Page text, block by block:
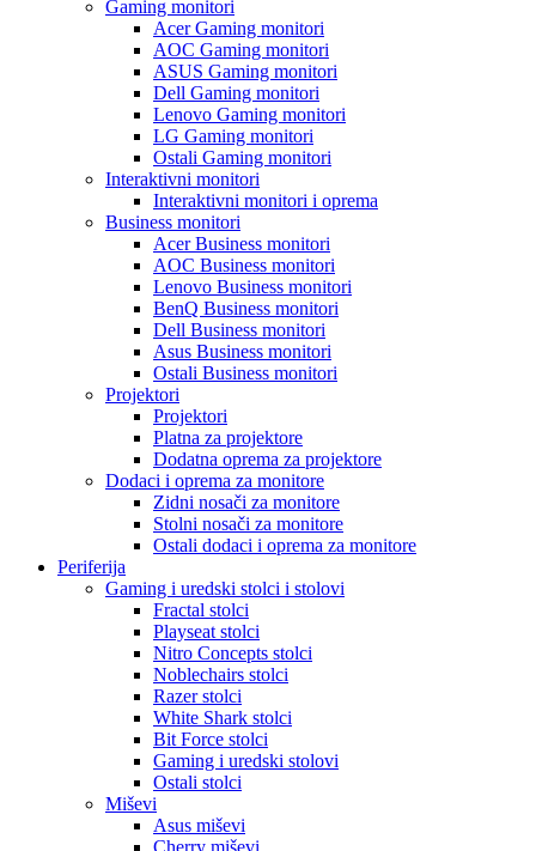
Gaming monitori
Acer Gaming monitori
AOC Gaming monitori
ASUS Gaming monitori
Dell Gaming monitori
Lenovo Gaming monitori
LG Gaming monitori
Ostali Gaming monitori
Interaktivni monitori
Interaktivni monitori i oprema
Business monitori
Acer Business monitori
AOC Business monitori
Lenovo Business monitori
BenQ Business monitori
Dell Business monitori
Asus Business monitori
Ostali Business monitori
Projektori
Projektori
Platna za projektore
Dodatna oprema za projektore
Dodaci i oprema za monitore
Zidni nosači za monitore
Stolni nosači za monitore
Ostali dodaci i oprema za monitore
Periferija
Gaming i uredski stolci i stolovi
Fractal stolci
Playseat stolci
Nitro Concepts stolci
Noblechairs stolci
Razer stolci
White Shark stolci
Bit Force stolci
Gaming i uredski stolovi
Ostali stolci
Miševi
Asus miševi
Cherry miševi